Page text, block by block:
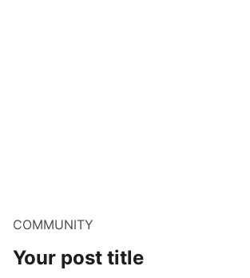
COMMUNITY
Your post title